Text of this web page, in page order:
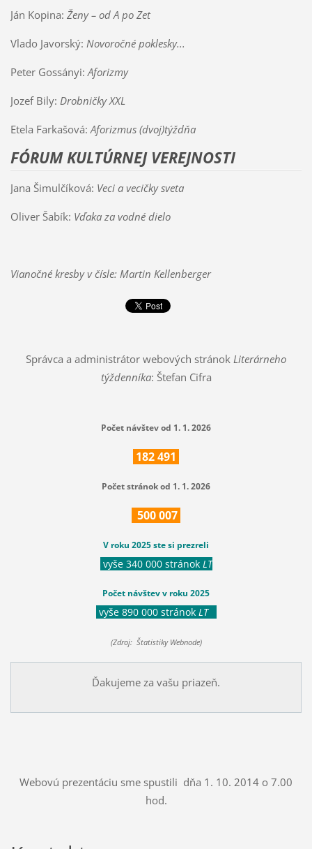
Ján Kopina: Ženy – od A po Zet
Vlado Javorský: Novoročné poklesky...
Peter Gossányi: Aforizmy
Jozef Bily: Drobničky XXL
Etela Farkašová: Aforizmus (dvoj)týždňa
FÓRUM KULTÚRNEJ VEREJNOSTI
Jana Šimulčíková: Veci a vecičky sveta
Oliver Šabík: Vďaka za vodné dielo
Vianočné kresby v čísle: Martin Kellenberger
Správca a administrátor webových stránok Literárneho
týždenníka: Štefan Cifra
Počet návštev od 1. 1. 2026
182491
Počet stránok od 1. 1. 2026
500007
V roku 2025 ste si prezreli
vyše 340 000 stránok LT
Počet návštev v roku 2025
vyše 890 000 stránok LT
(Zdroj: Štatistiky Webnode)
Ďakujeme za vašu priazeň.
Webovú prezentáciu sme spustili dňa 1. 10. 2014 o 7.00
hod.